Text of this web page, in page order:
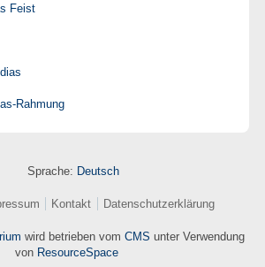
Feist
Rahmung
Sprache: Deutsch
Kontakt Datenschutzerklärung
wird betrieben vom CMS unter Verwendung
von ResourceSpace